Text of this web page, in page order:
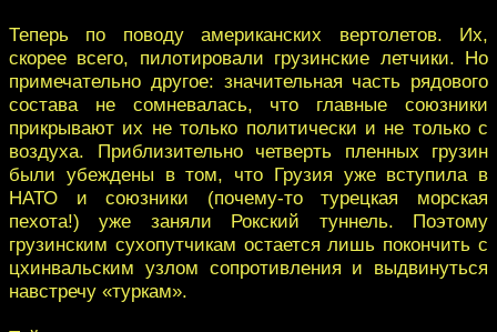
Теперь по поводу американских вертолетов. Их,
скорее всего, пилотировали грузинские летчики. Но
примечательно другое: значительная часть рядового
состава не сомневалась, что главные союзники
прикрывают их не только политически и не только с
воздуха. Приблизительно четверть пленных грузин
были убеждены в том, что Грузия уже вступила в
НАТО и союзники (почему-то турецкая морская
пехота!) уже заняли Рокский туннель. Поэтому
грузинским сухопутчикам остается лишь покончить с
цхинвальским узлом сопротивления и выдвинуться
навстречу «туркам».